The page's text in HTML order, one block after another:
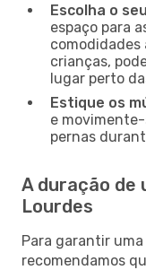
Escolha o
espaço para
comodidades
crianças,
lugar perto
Estique os
e
pernas
A duração de
Lourdes
Para garantir
recomendamos